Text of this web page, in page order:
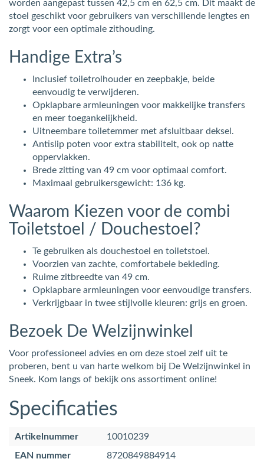
worden aangepast tussen 42,5 cm en 62,5 cm. Dit maakt de
stoel geschikt voor gebruikers van verschillende lengtes en
zorgt voor een optimale zithouding.
Handige Extra’s
Inclusief toiletrolhouder en zeepbakje, beide
eenvoudig te verwijderen.
Opklapbare armleuningen voor makkelijke transfers
en meer toegankelijkheid.
Uitneembare toiletemmer met afsluitbaar deksel.
Antislip poten voor extra stabiliteit, ook op natte
oppervlakken.
Brede zitting van 49 cm voor optimaal comfort.
Maximaal gebruikersgewicht: 136 kg.
Waarom Kiezen voor de combi
Toiletstoel / Douchestoel?
Te gebruiken als douchestoel en toiletstoel.
Voorzien van zachte, comfortabele bekleding.
Ruime zitbreedte van 49 cm.
Opklapbare armleuningen voor eenvoudige transfers.
Verkrijgbaar in twee stijlvolle kleuren: grijs en groen.
Bezoek De Welzijnwinkel
Voor professioneel advies en om deze stoel zelf uit te
proberen, bent u van harte welkom bij De Welzijnwinkel in
Sneek. Kom langs of bekijk ons assortiment online!
Specificaties
Artikelnummer
10010239
EAN nummer
8720849884914